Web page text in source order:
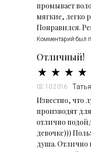
промывает
мягкие, легко
Понравился.
Комментарий был
Отличный!
02.10.2016
Известно, что
производят
отлично
девочке)))
душа. Отлично